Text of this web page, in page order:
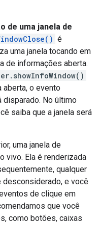
de uma janela de
é
uma janela tocando em
de informações aberta.
aberta, o evento
disparado. No último
saiba que a janela será
uma janela de
vivo. Ela é renderizada
qualquer
e você
de clique em
que você
como botões, caixas